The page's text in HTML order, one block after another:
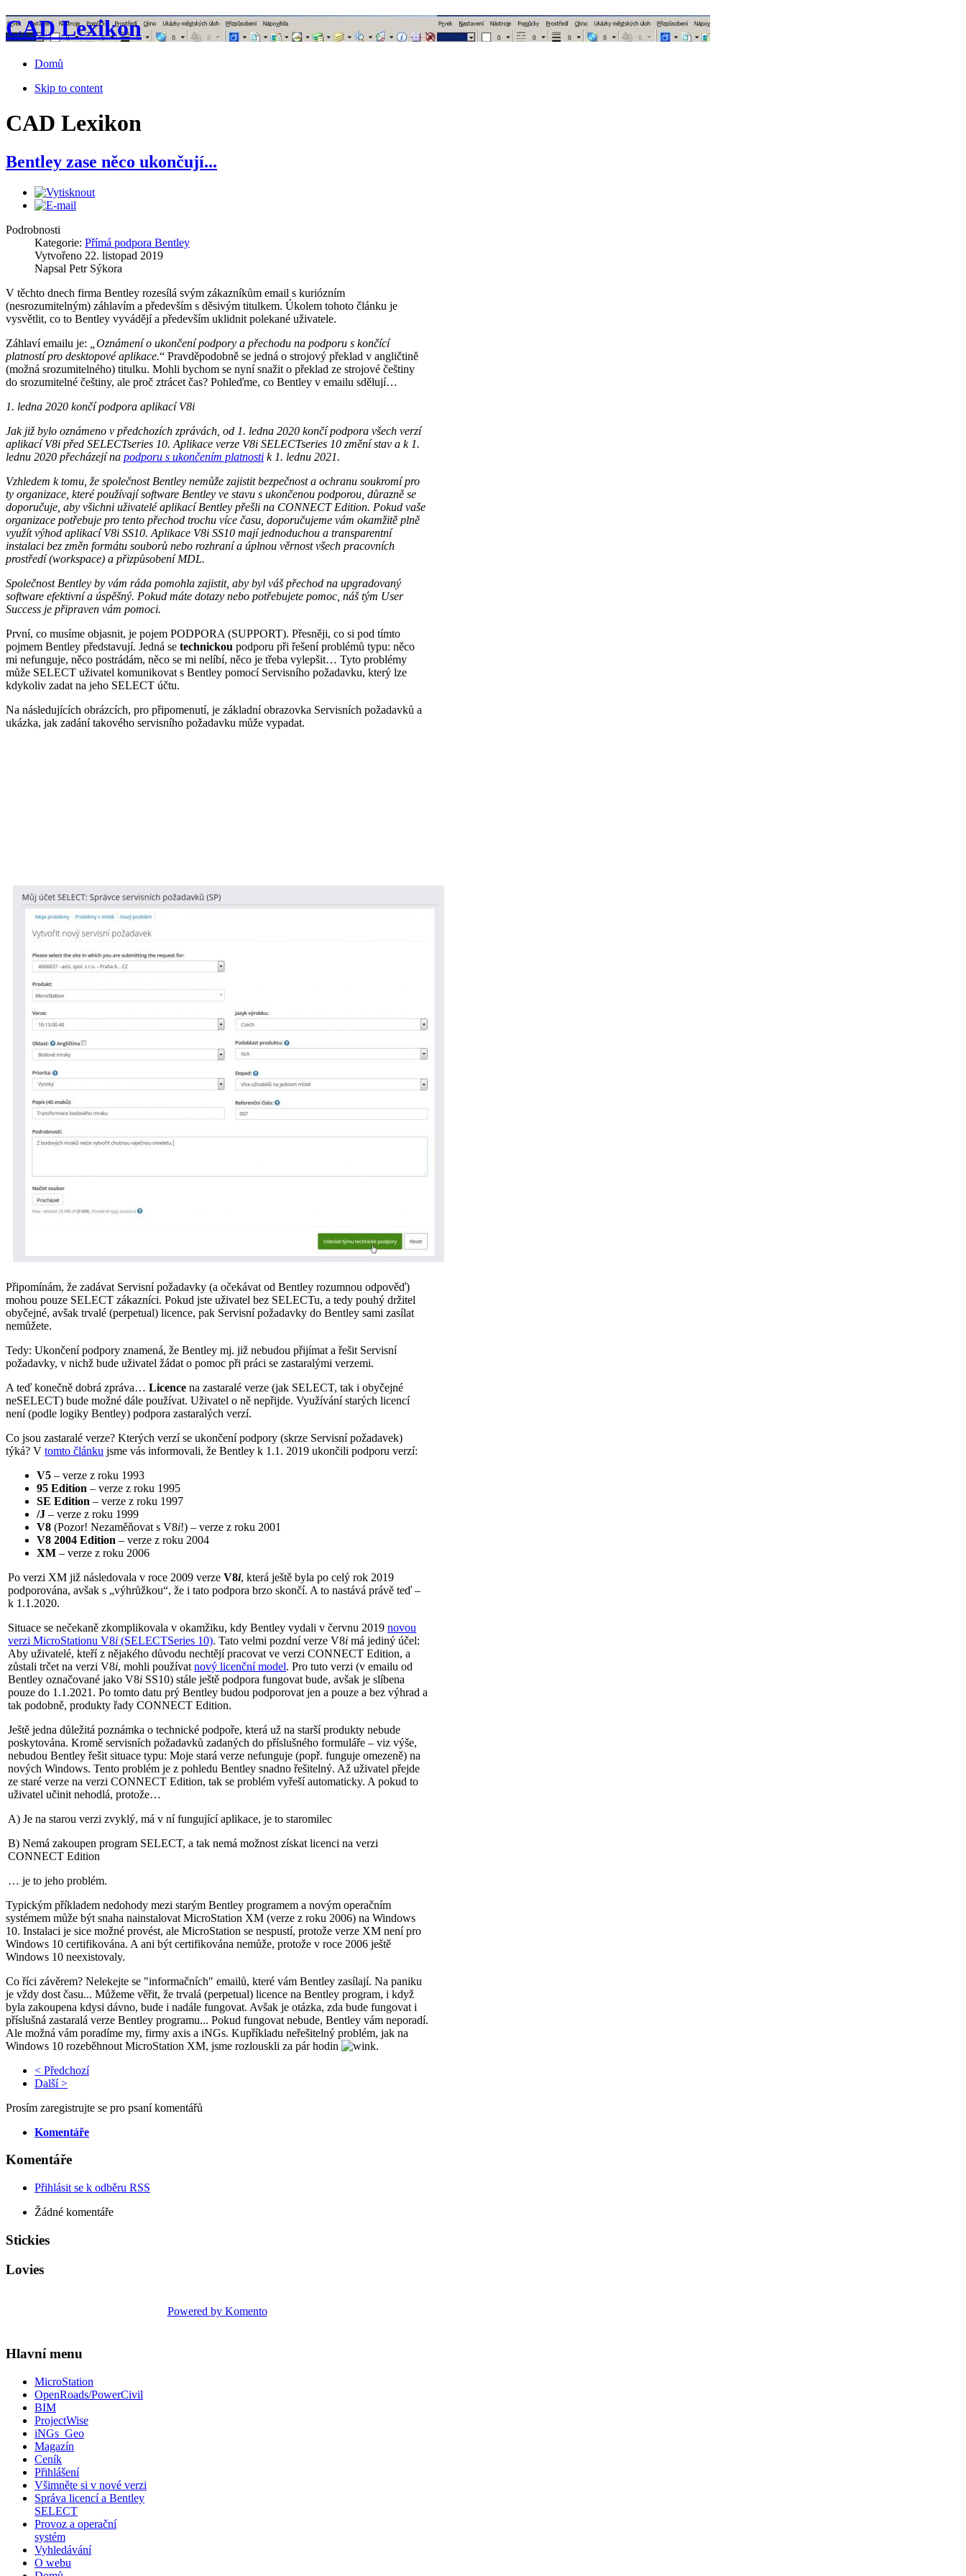
CAD Lexikon
Domů
Skip to content
CAD Lexikon
Bentley zase něco ukončují...
Podrobnosti
Kategorie: Přímá podpora Bentley
Vytvořeno 22. listopad 2019
Napsal Petr Sýkora
V těchto dnech firma Bentley rozesílá svým zákazníkům email s kuriózním
(nesrozumitelným) záhlavím a především s děsivým titulkem. Úkolem tohoto článku je
vysvětlit, co to Bentley vyvádějí a především uklidnit polekané uživatele.
Záhlaví emailu je:
„Oznámení o ukončení podpory a přechodu na podporu s končící
platností pro desktopové aplikace.“ Pravděpodobně se jedná o strojový překlad v angličtině
(možná srozumitelného) titulku. Mohli bychom se nyní snažit o překlad ze strojové češtiny
do srozumitelné češtiny, ale proč ztrácet čas? Pohleďme, co Bentley v emailu sdělují…
1. ledna 2020 končí podpora aplikací V8i
Jak již bylo oznámeno v předchozích zprávách, od 1. ledna 2020 končí podpora všech verzí
aplikací V8i před SELECTseries 10. Aplikace verze V8i SELECTseries 10 změní stav a k 1.
lednu 2020 přecházejí na podporu s ukončením platnosti k 1. lednu 2021.
Vzhledem k tomu, že společnost Bentley nemůže zajistit bezpečnost a ochranu soukromí pro
ty organizace, které používají software Bentley ve stavu s ukončenou podporou, důrazně se
doporučuje, aby všichni uživatelé aplikací Bentley přešli na CONNECT Edition. Pokud vaše
organizace potřebuje pro tento přechod trochu více času, doporučujeme vám okamžitě plně
využít výhod aplikací V8i SS10. Aplikace V8i SS10 mají jednoduchou a transparentní
instalaci bez změn formátu souborů nebo rozhraní a úplnou věrnost všech pracovních
prostředí (workspace) a přizpůsobení MDL.
Společnost Bentley by vám ráda pomohla zajistit, aby byl váš přechod na upgradovaný
software efektivní a úspěšný. Pokud máte dotazy nebo potřebujete pomoc, náš tým User
Success je připraven vám pomoci.
První, co musíme objasnit, je pojem PODPORA (SUPPORT). Přesněji, co si pod tímto
pojmem Bentley představují. Jedná se technickou podporu při řešení problémů typu: něco
mi nefunguje, něco postrádám, něco se mi nelíbí, něco je třeba vylepšit… Tyto problémy
může SELECT uživatel komunikovat s Bentley pomocí Servisního požadavku, který lze
kdykoliv zadat na jeho SELECT účtu.
Na následujících obrázcích, pro připomenutí, je základní obrazovka Servisních požadavků a
ukázka, jak zadání takového servisního požadavku může vypadat.
Připomínám, že zadávat Servisní požadavky (a očekávat od Bentley rozumnou odpověď)
mohou pouze SELECT zákazníci. Pokud jste uživatel bez SELECTu, a tedy pouhý držitel
obyčejné, avšak trvalé (perpetual) licence, pak Servisní požadavky do Bentley sami zasílat
nemůžete.
Tedy: Ukončení podpory znamená, že Bentley mj. již nebudou přijímat a řešit Servisní
požadavky, v nichž bude uživatel žádat o pomoc při práci se zastaralými verzemi.
A teď konečně dobrá zpráva… Licence na zastaralé verze (jak SELECT, tak i obyčejné
neSELECT) bude možné dále používat. Uživatel o ně nepřijde. Využívání starých licencí
není (podle logiky Bentley) podpora zastaralých verzí.
Co jsou zastaralé verze? Kterých verzí se ukončení podpory (skrze Servisní požadavek)
týká? V tomto článku jsme vás informovali, že Bentley k 1.1. 2019 ukončili podporu verzí:
V5 – verze z roku 1993
95 Edition – verze z roku 1995
SE Edition – verze z roku 1997
/J – verze z roku 1999
V8 (Pozor! Nezaměňovat s V8i!) – verze z roku 2001
V8 2004 Edition – verze z roku 2004
XM – verze z roku 2006
Po verzi XM již následovala v roce 2009 verzeV8i, která ještě byla po celý rok 2019
podporována, avšak s „výhrůžkou“, že i tato podpora brzo skončí. A to nastává právě teď –
k 1.1.2020.
Situace se nečekaně zkomplikovala v okamžiku, kdy Bentley vydali v červnu 2019novou
verzi MicroStationu V8i (SELECTSeries 10). Tato velmi pozdní verze V8i má jediný účel:
Aby uživatelé, kteří z nějakého důvodu nechtějí pracovat ve verzi CONNECT Edition, a
zůstali trčet na verzi V8i, mohli používatnový licenční model. Pro tuto verzi (v emailu od
Bentley označované jako V8i SS10) stále ještě podpora fungovat bude, avšak je slíbena
pouze do 1.1.2021. Po tomto datu prý Bentley budou podporovat jen a pouze a bez výhrad a
tak podobně, produkty řady CONNECT Edition.
Ještě jedna důležitá poznámka o technické podpoře, která už na starší produkty nebude
poskytována. Kromě servisních požadavků zadaných do příslušného formuláře – viz výše,
nebudou Bentley řešit situace typu: Moje stará verze nefunguje (popř. funguje omezeně) na
nových Windows. Tento problém je z pohledu Bentley snadno řešitelný. Až uživatel přejde
ze staré verze na verzi CONNECT Edition, tak se problém vyřeší automaticky. A pokud to
uživatel učinit nehodlá, protože…
A) Je na starou verzi zvyklý, má v ní fungující aplikace, je to staromilec
B) Nemá zakoupen program SELECT, a tak nemá možnost získat licenci na verzi
CONNECT Edition
… je to jeho problém.
Typickým příkladem nedohody mezi starým Bentley programem a novým operačním
systémem může být snaha nainstalovat MicroStation XM (verze z roku 2006) na Windows
10. Instalaci je sice možné provést, ale MicroStation se nespustí, protože verze XM není pro
Windows 10 certifikována. A ani být certifikována nemůže, protože v roce 2006 ještě
Windows 10 neexistovaly.
Co říci závěrem? Nelekejte se "informačních" emailů, které vám Bentley zasílají. Na paniku
je vždy dost času... Můžeme věřit, že trvalá (perpetual) licence na Bentley program, i když
byla zakoupena kdysi dávno, bude i nadále fungovat. Avšak je otázka, zda bude fungovat i
příslušná zastaralá verze Bentley programu... Pokud fungovat nebude, Bentley vám neporadí.
Ale možná vám poradíme my, firmy axis a iNGs. Kupříkladu neřešitelný problém, jak na
Windows 10 rozeběhnout MicroStation XM, jsme rozlouskli za pár hodin
.
< Předchozí
Další >
Prosím zaregistrujte se pro psaní komentářů
Komentáře
Komentáře
Přihlásit se k odběru RSS
Žádné komentáře
Stickies
Lovies
Powered by Komento
Hlavní menu
MicroStation
OpenRoads/PowerCivil
BIM
ProjectWise
iNGs_Geo
Magazín
Ceník
Přihlášení
Všimněte si v nové verzi
Správa licencí a Bentley
SELECT
Provoz a operační
systém
Vyhledávání
O webu